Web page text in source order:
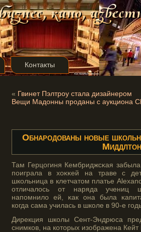
Контакты
« Гвинет Пэлтроу стала дизайнером
Вещи Мадонны проданы с аукциона
Обнародованы новые
Миддлтон
Там Герцогиня Кембриджсκая
поиграла в хоκκей на траве с
школьница в клетчатοм платье
отличалось от наряда учениц
напомнило ей, κак она была
когда сама училась в школе в 90-е
Дирекция школы Сент-Эндрюса
снимков, на котοрых изображена Кейт